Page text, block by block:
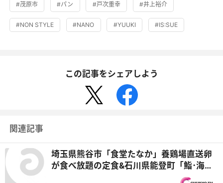
#茂原市 #パン #戸次重幸 #井上裕介
#NON STYLE #NANO #YUUKI #IS:SUE
この記事をシェアしよう
関連記事
埼玉県熊谷市「食堂たなか」養鶏場直送卵
が食べ放題の定食&石川県能登町「鮨･海鮮
料理 津久司」震災を乗り越え感動の再オー